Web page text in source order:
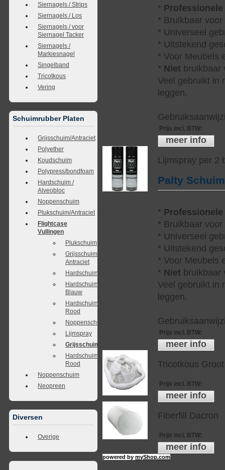
Siernagels / Strips
Siernagels / Los
Siernagels / voor
Siernagel Tacker
Siernagels /
Markiesnagel
Singelband
Tricotkous
Vering
Schuimrubber Platen
Grijsschuim/Antraciet
Polyether
Koudschuim
Polypress/bondfoam
Hardschuim /
Alveobloc
Noppenschuim
Plukschuim/Antraciet
Flightcase
Vullingen
Plukschuim
Grijsschuim
Antraciet
Hardschuim
Hardschuim
Blauw
Hardschuim
Rood
Noppenschuim
Lijmspray
Grijsschuim/Antraciet
Hardschuim
Rood
Noppenschuim
Neopreen
Diversen
Overige
* Professionele
* Bruikbaar
* Universeel
* Uitstekend
* Voor Meubels
* Niet bruikbaar
Veel gebruikt in
leggen.
Prijs incl. BTW:
meer info
Lijmspray per 2
Palty
* Professionele
* Bruikbaar
* Universeel
* Uitstekend
* Voor Meubels
* Niet bruikbaar
Veel gebruikt in
leggen.
Prijs incl. BTW:
meer info
Tricotkous Groot
Prijs incl. BTW:
meer info
Fiberfill Dacron
Prijs incl. BTW:
meer info
powered bymyShop.com